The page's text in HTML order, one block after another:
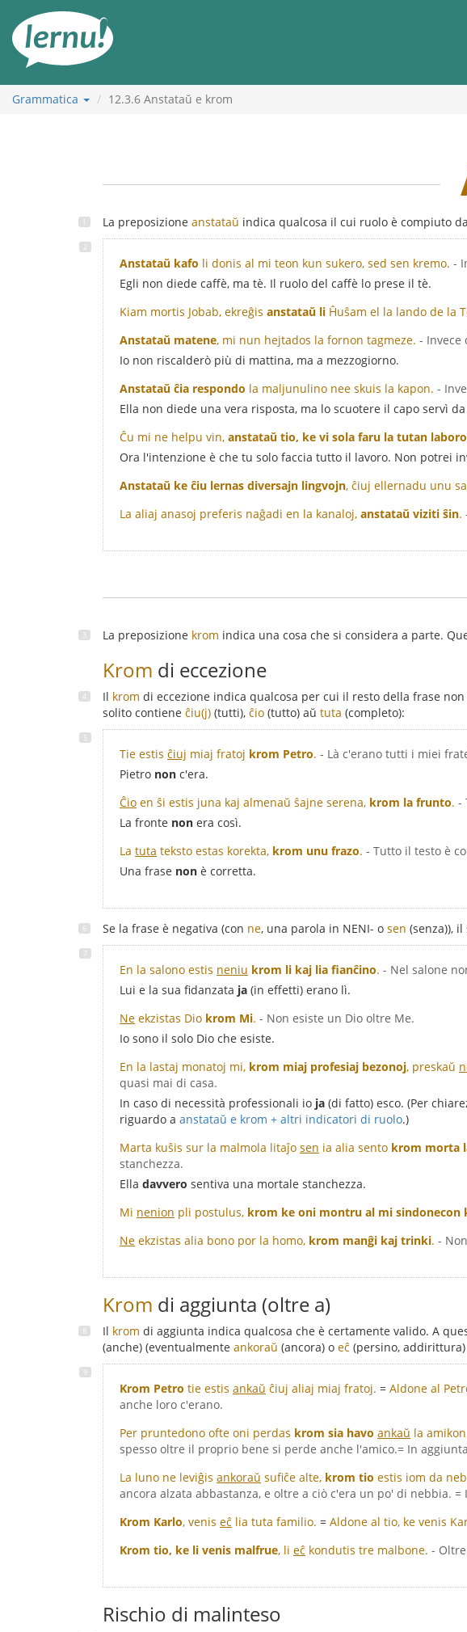
all’indice
Grammatica 12.3.6 Anstataŭ e krom
La preposizione anstataŭ indica qualcosa il cui ruolo è compiuto
Anstataŭ kafo li donis al mi teon kun sukero, sed sen kremo. -
Egli non diede caffè, ma tè. Il ruolo del caffè lo prese il tè.
Kiam mortis Jobab, ekreĝis anstataŭ li Ĥuŝam el la lando de la
Anstataŭ matene, mi nun hejtados la fornon tagmeze. - Invece
Io non riscalderò più di mattina, ma a mezzogiorno.
Anstataŭ ĉia respondo la maljunulino nee skuis la kapon. -
Ella non diede una vera risposta, ma lo scuotere il capo servì
Ĉu mi ne helpu vin, anstataŭ tio, ke vi sola faru la tutan
Ora l'intenzione è che tu solo faccia tutto il lavoro. Non potrei
Anstataŭ ke ĉiu lernas diversajn lingvojn, ĉiuj ellernadu unu
La aliaj anasoj preferis naĝadi en la kanaloj, anstataŭ viziti ŝin.
La preposizione krom indica una cosa che si considera a parte.
Krom di eccezione
Il krom di eccezione indica qualcosa per cui il resto della frase
solito contiene ĉiu(j) (tutti), ĉio (tutto) aŭ tuta (completo):
Tie estis ĉiuj miaj fratoj krom Petro. - Là c'erano tutti i miei
Pietro non c'era.
Ĉio en ŝi estis juna kaj almenaŭ ŝajne serena, krom la frunto. -
La fronte non era così.
La tuta teksto estas korekta, krom unu frazo. - Tutto il testo è
Una frase non è corretta.
Se la frase è negativa (con ne, una parola in NENI- o sen (senza)),
En la salono estis neniu krom li kaj lia fianĉino. - Nel salone
Lui e la sua fidanzata ja (in effetti) erano lì.
Ne ekzistas Dio krom Mi. - Non esiste un Dio oltre Me.
Io sono il solo Dio che esiste.
En la lastaj monatoj mi, krom miaj profesiaj bezonoj, preskaŭ
quasi mai di casa.
In caso di necessità professionali io ja (di fatto) esco. (Per
riguardo a anstataŭ e krom + altri indicatori di ruolo.)
Marta kuŝis sur la malmola litaĵo sen ia alia sento krom morta
stanchezza.
Ella davvero sentiva una mortale stanchezza.
Mi nenion pli postulus, krom ke oni montru al mi sindonecon
Ne ekzistas alia bono por la homo, krom manĝi kaj trinki. -
Krom di aggiunta (oltre a)
Il krom di aggiunta indica qualcosa che è certamente valido. A
(anche) (eventualmente ankoraŭ (ancora) o eĉ (persino,
Krom Petro tie estis ankaŭ ĉiuj aliaj miaj fratoj. = Aldone al
anche loro c'erano.
Per pruntedono ofte oni perdas krom sia havo ankaŭ la
spesso oltre il proprio bene si perde anche l'amico.= In
La luno ne leviĝis ankoraŭ sufiĉe alte, krom tio estis iom da
ancora alzata abbastanza, e oltre a ciò c'era un po' di nebbia.
Krom Karlo, venis eĉ lia tuta familio. = Aldone al tio, ke venis
Krom tio, ke li venis malfrue, li eĉ kondutis tre malbone. -
Rischio di malinteso